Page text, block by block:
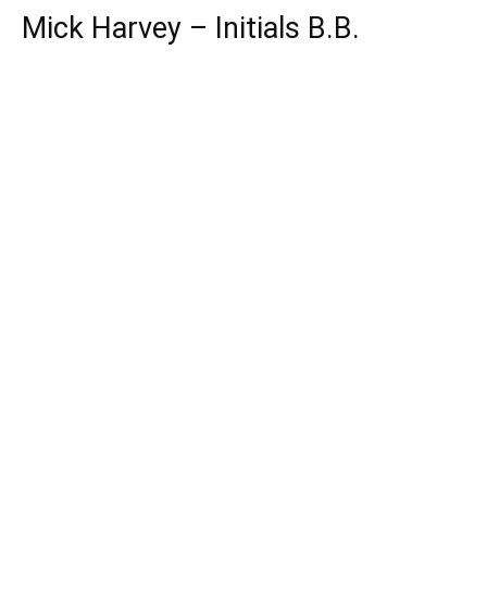
Mick Harvey – Initials B.B.